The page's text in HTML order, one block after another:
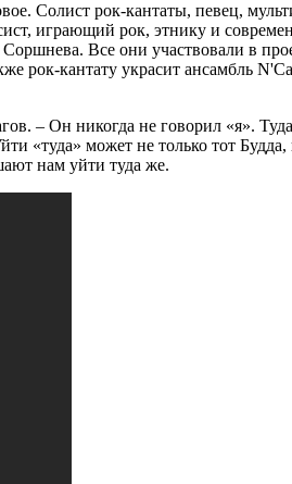
Солист рок-кантаты, певец,
играющий рок, этнику и
Все они участвовали в
кантату украсит ансамбль
– Он никогда не говорил «я».
«туда» может не только тот
нам уйти туда же.